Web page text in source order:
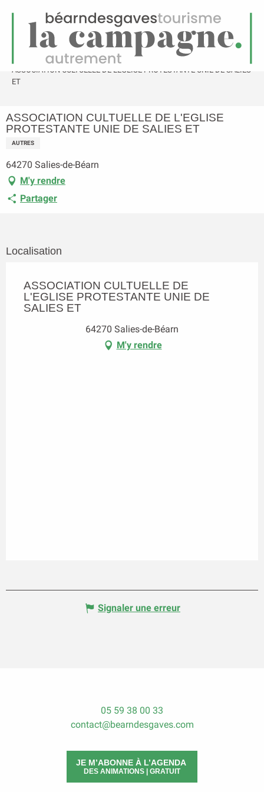
Menu
ASSOCIATION CULTUELLE DE L'EGLISE PROTESTANTE UNIE DE SALIES
ET
ASSOCIATION CULTUELLE DE L'EGLISE
PROTESTANTE UNIE DE SALIES ET
AUTRES
64270 Salies-de-Béarn
M'y rendre
Partager
Localisation
ASSOCIATION CULTUELLE DE
L'EGLISE PROTESTANTE UNIE DE
SALIES ET
64270 Salies-de-Béarn
M'y rendre
Signaler une erreur
05 59 38 00 33
contact@bearndesgaves.com
JE M’ABONNE À L’AGENDA
DES ANIMATIONS | GRATUIT